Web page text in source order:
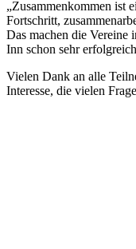
„Zusammenkommen ist
Fortschritt,
Das machen die Vereine
Inn schon sehr
Vielen Dank an alle
Interesse, die vielen